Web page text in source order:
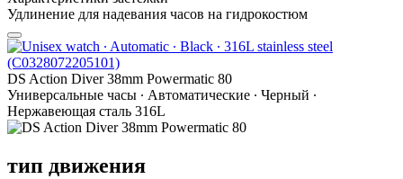
Удлинение для надевания часов на гидрокостюм
DS Action Diver 38mm Powermatic 80
Универсальные часы ∙ Автоматические ∙ Черный ∙
Нержавеющая сталь 316L
тип движения